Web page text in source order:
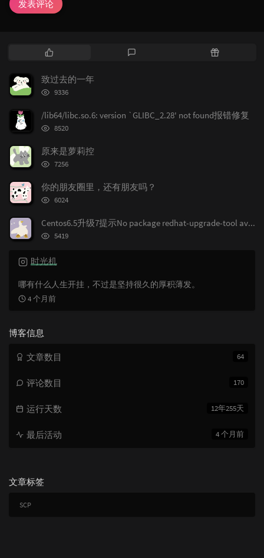
发表评论
热
文
章
随
致过去的一年
浏
次
数:
9336
/lib64/libc.so.6: version `GLIBC_2.28' not found报错修复
浏
次
数:
8520
原来是萝莉控
浏
次
数:
7256
你的朋友圈里，还有朋友吗？
浏
次
数:
6024
Centos6.5升级7提示No package redhat-upgrade-tool available.
浏
数:
5419
时光机
哪有什么人生开挂，不过是坚持很久的厚积薄发。
4 个月前
博客信息
64
文章数目
170
评论数目
12年255天
运行天数
4 个月前
最后活动
文章标签
SCP